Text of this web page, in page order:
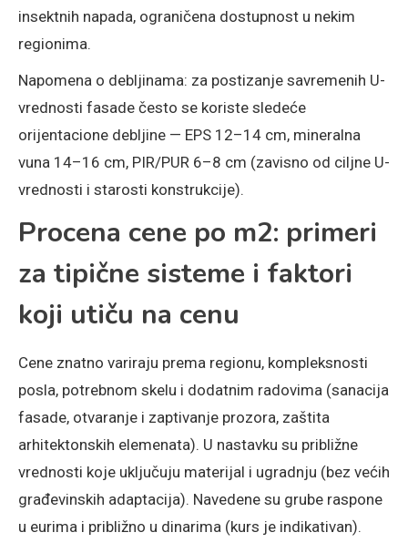
insektnih napada, ograničena dostupnost u nekim
regionima.
Napomena o debljinama: za postizanje savremenih U-
vrednosti fasade često se koriste sledeće
orijentacione debljine — EPS 12–14 cm, mineralna
vuna 14–16 cm, PIR/PUR 6–8 cm (zavisno od ciljne U-
vrednosti i starosti konstrukcije).
Procena cene po m2: primeri
za tipične sisteme i faktori
koji utiču na cenu
Cene znatno variraju prema regionu, kompleksnosti
posla, potrebnom skelu i dodatnim radovima (sanacija
fasade, otvaranje i zaptivanje prozora, zaštita
arhitektonskih elemenata). U nastavku su približne
vrednosti koje uključuju materijal i ugradnju (bez većih
građevinskih adaptacija). Navedene su grube raspone
u eurima i približno u dinarima (kurs je indikativan).